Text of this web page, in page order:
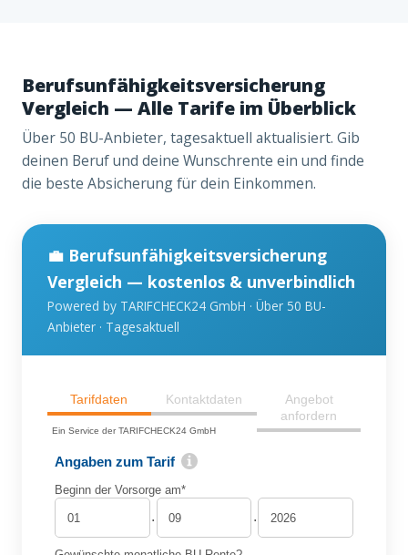
Berufsunfähigkeitsversicherung
Vergleich — Alle Tarife im Überblick
Über 50 BU-Anbieter, tagesaktuell aktualisiert. Gib
deinen Beruf und deine Wunschrente ein und finde
die beste Absicherung für dein Einkommen.
💼 Berufsunfähigkeitsversicherung
Vergleich — kostenlos & unverbindlich
Powered by TARIFCHECK24 GmbH · Über 50 BU-
Anbieter · Tagesaktuell